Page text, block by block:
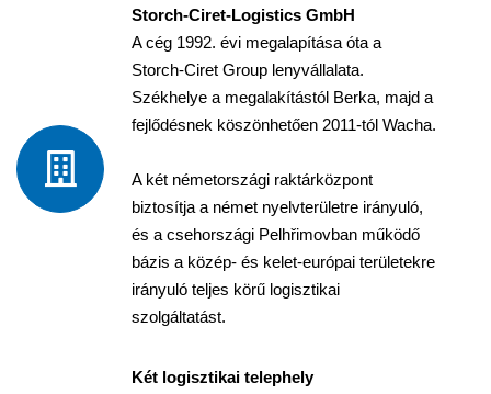
Storch-Ciret-Logistics GmbH
A cég 1992. évi megalapítása óta a
Storch-Ciret Group lenyvállalata.
Székhelye a megalakítástól Berka, majd a
fejlődésnek köszönhetően 2011-tól Wacha.
A két németországi raktárközpont
biztosítja a német nyelvterületre irányuló,
és a csehországi Pelhřimovban működő
bázis a közép- és kelet-európai területekre
irányuló teljes körű logisztikai
szolgáltatást.
Két logisztikai telephely